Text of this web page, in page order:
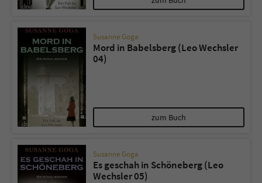
Susanne Goga
Mord in Babelsberg (Leo Wechsler
04)
zum Buch
Susanne Goga
Es geschah in Schöneberg (Leo
Wechsler 05)